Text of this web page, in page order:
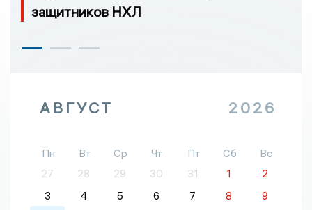
защитников НХЛ
АВГУСТ 2026
Пн Вт Ср Чт Пт Сб
Вс
27
28 29 30 31 1
2
3
4 5 6 7 8
9